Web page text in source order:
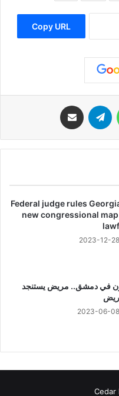
Copy URL
واتساب تيلقرام
Federal judge rules
new congressional
2023-12-28
في دمشق.. مريض يستنجد
2023-06-08